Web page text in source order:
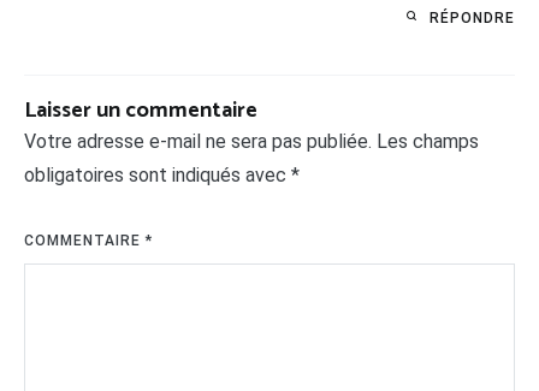
RÉPONDRE
Laisser un commentaire
Votre adresse e-mail ne sera pas publiée. Les champs
obligatoires sont indiqués avec *
COMMENTAIRE*